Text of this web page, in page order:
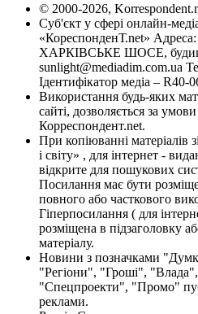
© 2000-2026,
Суб'єкт у сфері онлайн-
«КореспонденТ.net»
ХАРКІВСЬКЕ ШОСЕ,
sunlight@mediadim.com.ua
Ідентифікатор медіа – R40-
Використання будь-яких
сайті, дозволяється за
Корреспондент.net.
При копіюванні матеріалів
і світу» , для інтернет -
відкрите для пошукових
Посилання має бути
повного або часткового
Гіперпосилання ( для
розміщена в підзаголовку
матеріалу.
Новини з позначками
"Регіони", "Гроші",
"Спецпроекти", "Промо"
реклами.